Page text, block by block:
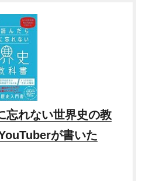
忘れない世界史の教
が書いた